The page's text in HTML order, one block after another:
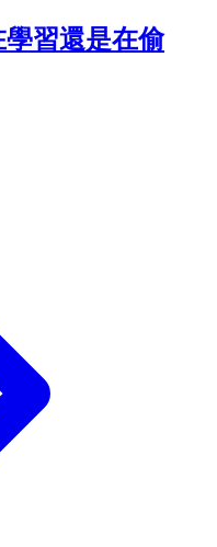
習還是在偷